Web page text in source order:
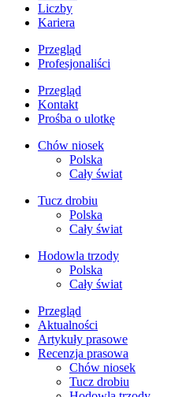
Liczby
Kariera
Przegląd
Profesjonaliści
Przegląd
Kontakt
Prośba o ulotkę
Chów niosek
Polska
Cały świat
Tucz drobiu
Polska
Cały świat
Hodowla trzody
Polska
Cały świat
Przegląd
Aktualności
Artykuły prasowe
Recenzja prasowa
Chów niosek
Tucz drobiu